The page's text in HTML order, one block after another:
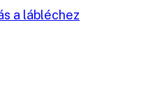
a lábléchez